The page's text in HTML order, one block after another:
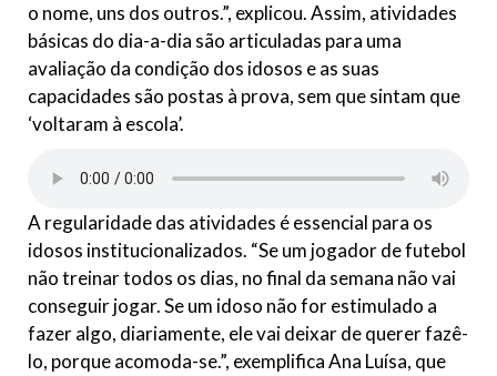
o nome, uns dos outros.”, explicou. Assim, atividades
básicas do dia-a-dia são articuladas para uma
avaliação da condição dos idosos e as suas
capacidades são postas à prova, sem que sintam que
‘voltaram à escola’.
A regularidade das atividades é essencial para os
idosos institucionalizados. “Se um jogador de futebol
não treinar todos os dias, no final da semana não vai
conseguir jogar. Se um idoso não for estimulado a
fazer algo, diariamente, ele vai deixar de querer fazê-
lo, porque acomoda-se.”, exemplifica Ana Luísa, que